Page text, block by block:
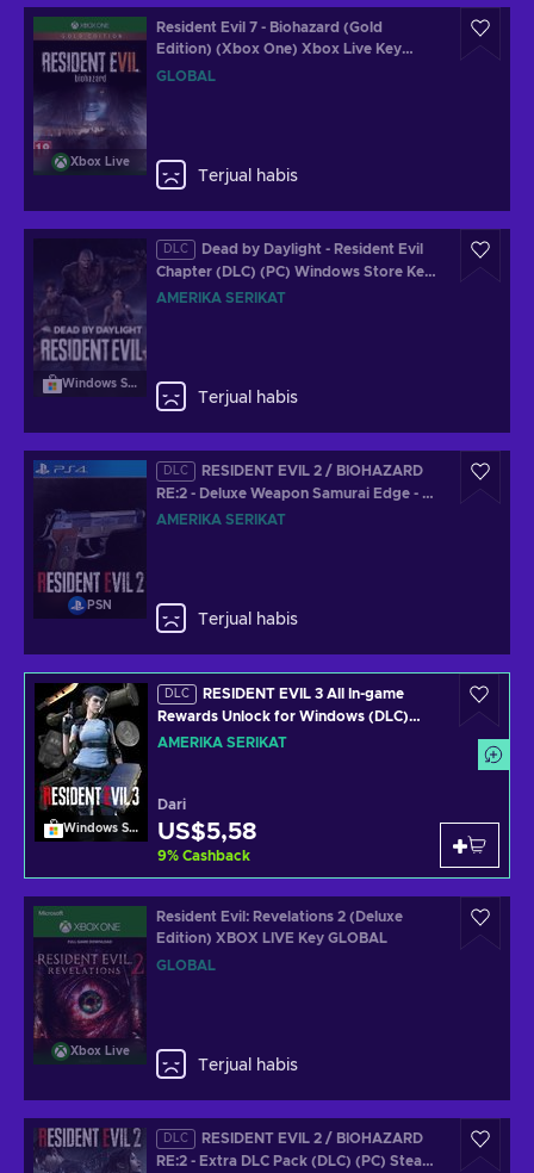
Xbox Live
Resident Evil 7 - Biohazard (Gold
Edition) (Xbox One) Xbox Live Key
GLOBAL
GLOBAL
Terjual habis
Windows Store
DLC
Dead by Daylight - Resident Evil
Chapter (DLC) (PC) Windows Store Key
UNITED STATES
AMERIKA SERIKAT
Terjual habis
PSN
DLC
RESIDENT EVIL 2 / BIOHAZARD
RE:2 - Deluxe Weapon Samurai Edge - Jill
Model (DLC) (PS4) PSN Key UNITED
AMERIKA SERIKAT
Terjual habis
Windows Store
DLC
RESIDENT EVIL 3 All In-game
Rewards Unlock for Windows (DLC)
Windows Store Key UNITED STATES
AMERIKA SERIKAT
Dari
US$5,58
9% Cashback
Xbox Live
Resident Evil: Revelations 2 (Deluxe
Edition) XBOX LIVE Key GLOBAL
GLOBAL
Terjual habis
DLC
RESIDENT EVIL 2 / BIOHAZARD
RE:2 - Extra DLC Pack (DLC) (PC) Steam